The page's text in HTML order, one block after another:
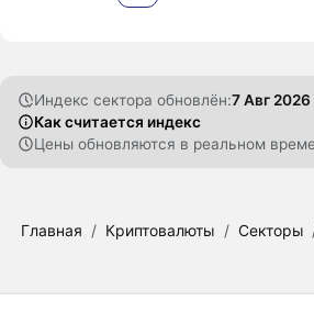
Индекс сектора обновлён:7 Авг 2026
Как считается индекс
Цены обновляются в реальном
Главная / Криптовалюты / Секторы